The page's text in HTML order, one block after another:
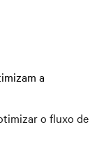
a
o fluxo de